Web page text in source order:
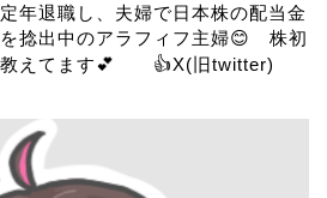
年退職し、夫婦で日本株の配当金
捻出中のアラフィフ主婦😊 株初
教えてます💕 👍X(旧twitter)